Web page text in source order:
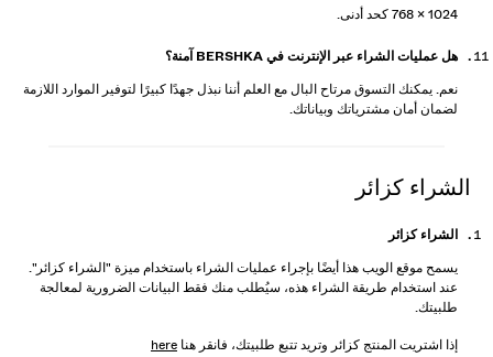
1024 × 768 كحد أدنى.
هل عمليات الشراء عبر الإنترنت في BERSHKA آمنة؟
نعم. يمكنك التسوق مرتاح البال مع العلم أننا نبذل جهدًا كبيرًا لتوفير الموارد اللازمة
لضمان أمان مشترياتك وبياناتك.
الشراء كزائر
الشراء كزائر
يسمح موقع الويب هذا أيضًا بإجراء عمليات الشراء باستخدام ميزة "الشراء كزائر".
عند استخدام طريقة الشراء هذه، سيُطلب منك فقط البيانات الضرورية لمعالجة
طلبيتك.
إذا اشتريت المنتج كزائر وتريد تتبع طلبيتك، فانقر هنا here